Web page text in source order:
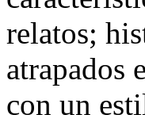
relatos;
atrapados
con un